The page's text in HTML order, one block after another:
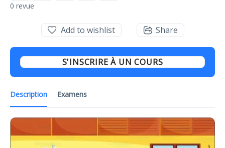
0 revue
Description Examens
Add to wishlist Share
S'INSCRIRE À UN COURS